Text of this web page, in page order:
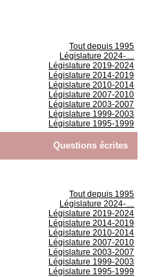
Tout depuis 1995
Législature 2024-....
Législature 2019-2024
Législature 2014-2019
Législature 2010-2014
Législature 2007-2010
Législature 2003-2007
Législature 1999-2003
Législature 1995-1999
Questions écrites
Tout depuis 1995
Législature 2024-....
Législature 2019-2024
Législature 2014-2019
Législature 2010-2014
Législature 2007-2010
Législature 2003-2007
Législature 1999-2003
Législature 1995-1999